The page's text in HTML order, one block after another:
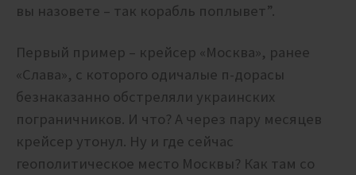
вы назовете – так корабль поплывет”.
Первый пример – крейсер «Москва», ранее
«Слава», с которого одичалые п-дорасы
безнаказанно обстреляли украинских
пограничников. И что? А через пару месяцев
крейсер утонул. Ну и где сейчас
геополитическое место Москвы? Как там со